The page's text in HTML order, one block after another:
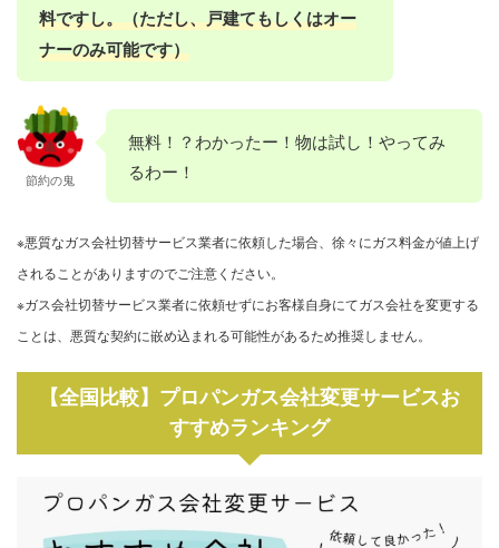
料ですし。（ただし、戸建てもしくはオー
ナーのみ可能です）
節約の鬼
無料！？わかったー！物は試し！やってみ
るわー！
※悪質なガス会社切替サービス業者に依頼した場合、徐々にガス料金が値上げ
されることがありますのでご注意ください。
※ガス会社切替サービス業者に依頼せずにお客様自身にてガス会社を変更する
ことは、悪質な契約に嵌め込まれる可能性があるため推奨しません。
【全国比較】プロパンガス会社変更サービスお
すすめランキング